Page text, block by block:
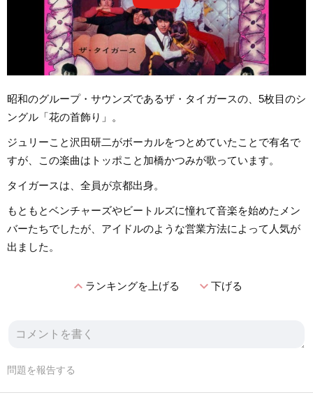
昭和のグループ・サウンズであるザ・タイガースの、5枚目のシ
ングル「花の首飾り」。
ジュリーこと沢田研二がボーカルをつとめていたことで有名で
すが、この楽曲はトッポこと加橋かつみが歌っています。
タイガースは、全員が京都出身。
もともとベンチャーズやビートルズに憧れて音楽を始めたメン
バーたちでしたが、アイドルのような営業方法によって人気が
出ました。
expand_lessランキングを上げる expand_more下げる
問題を報告する